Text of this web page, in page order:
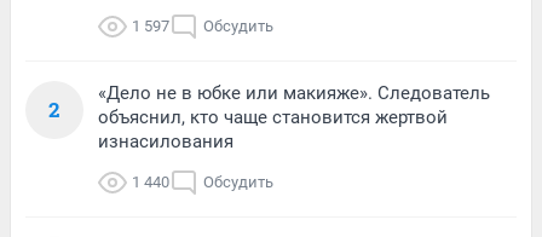
1 597 Обсудить
2
«Дело не в юбке или макияже». Следователь
объяснил, кто чаще становится жертвой
изнасилования
1 440 Обсудить